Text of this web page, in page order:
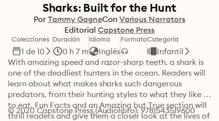
Sharks: Built for the Hunt
Por Tammy GagneCon Various Narrators
Editorial Capstone Press
Colecciones
1 de 10
Duración
0 h 7 m
Idioma
Inglés
FormatoCategoría
Infantil
With amazing speed and razor-sharp teeth, a shark is
one of the deadliest hunters in the ocean. Readers will
learn about what makes sharks such dangerous
predators, from their hunting styles to what they like
to eat. Fun Facts and an Amazing but True section will
thrill readers and give them a closer look at the lives of
© 2020 Capstone Press (Audiolibro): 9781543519600